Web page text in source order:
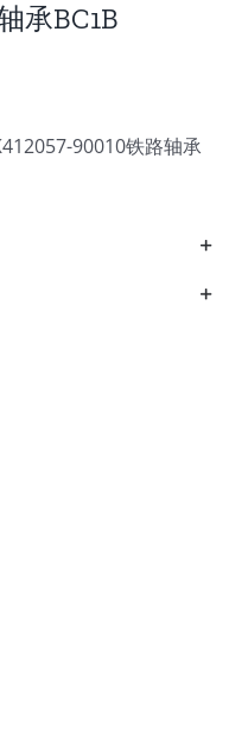
承BC1B
90010铁路轴承